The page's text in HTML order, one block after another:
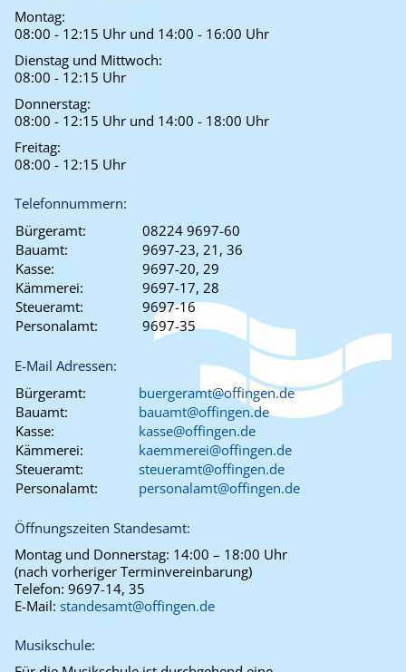
Montag:
08:00 - 12:15 Uhr und 14:00 - 16:00 Uhr
Dienstag und Mittwoch:
08:00 - 12:15 Uhr
Donnerstag:
08:00 - 12:15 Uhr und 14:00 - 18:00 Uhr
Freitag:
08:00 - 12:15 Uhr
Telefonnummern:
Bürgeramt:
08224 9697-60
Bauamt:
9697-23, 21, 36
Kasse:
9697-20, 29
Kämmerei:
9697-17, 28
Steueramt:
9697-16
Personalamt:
9697-35
E-Mail Adressen:
Bürgeramt:
buergeramt@offingen.de
Bauamt:
bauamt@offingen.de
Kasse:
kasse@offingen.de
Kämmerei:
kaemmerei@offingen.de
Steueramt:
steueramt@offingen.de
Personalamt:
personalamt@offingen.de
Öffnungszeiten Standesamt:
Montag und Donnerstag: 14:00 – 18:00 Uhr
(nach vorheriger Terminvereinbarung)
Telefon: 9697-14, 35
E-Mail: standesamt@offingen.de
Musikschule: